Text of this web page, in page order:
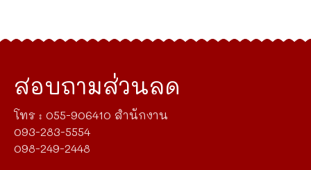
สอบถามส่วนลด
โทร : 055-906410 สำนักงาน
093-283-5554
098-249-2448